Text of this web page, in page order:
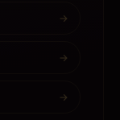
→
→
→